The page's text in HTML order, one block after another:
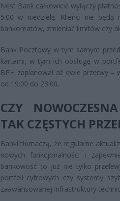
Nest Bank całkowicie wyłączy
5:00 w niedzielę. Klienci nie będą
bankomatów, zmieniać limitów czy
Bank Pocztowy w tym samym
kartami, w tym ich obsługę w
BPH zaplanował aż dwie przerwy
od 19:00 do 23:00.
CZY
TAK CZĘSTYCH
Banki tłumaczą, że regularne
nowych funkcjonalności i
bankowość to już nie tylko
portfeli cyfrowych czy systemy
zaawansowanej infrastruktury